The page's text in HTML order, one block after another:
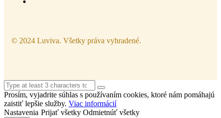
© 2024 Luviva. Všetky práva vyhradené.
Prosím, vyjadrite súhlas s používaním cookies, ktoré nám pomáhajú
zaistiť lepšie služby. Viac informácií
Nastavenia Prijať všetky Odmietnúť všetky